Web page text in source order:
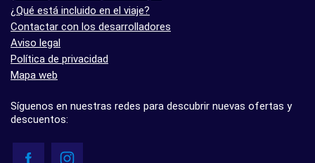
¿Qué está incluido en el viaje?
Contactar con los desarrolladores
Aviso legal
Política de privacidad
Mapa web
Síguenos en nuestras redes para descubrir nuevas ofertas y
descuentos: